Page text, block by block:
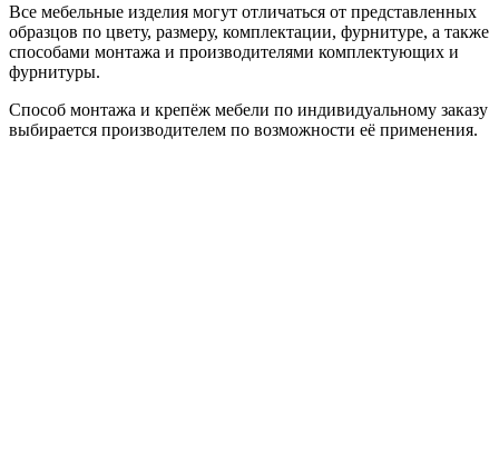
Все мебельные изделия могут отличаться от представленных
образцов по цвету, размеру, комплектации, фурнитуре, а также
способами монтажа и производителями комплектующих и
фурнитуры.
Способ монтажа и крепёж мебели по индивидуальному заказу
выбирается производителем по возможности её применения.